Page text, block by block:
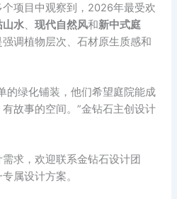
项目中观察到，2026年最受欢
山水 、现代自然风和新中式庭
调植物层次、石材原生质感和
的绿化铺装，他们希望庭院能成
故事的空间。”金钻石主创设计
求，欢迎联系金钻石设计团
属设计方案。